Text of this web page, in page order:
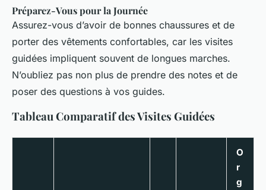
Préparez-Vous pour la Journée
Assurez-vous d’avoir de bonnes chaussures et de
porter des vêtements confortables, car les visites
guidées impliquent souvent de longues marches.
N’oubliez pas non plus de prendre des notes et de
poser des questions à vos guides.
Tableau Comparatif des Visites Guidées
O
r
g